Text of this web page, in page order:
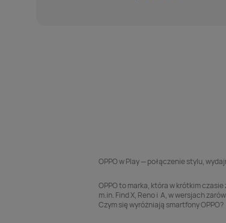
OPPO w Play — połączenie stylu,
OPPO to marka, która w krótkim
m.in. Find X, Reno i A, w wersjach
Czym się wyróżniają smartfony OPPO?